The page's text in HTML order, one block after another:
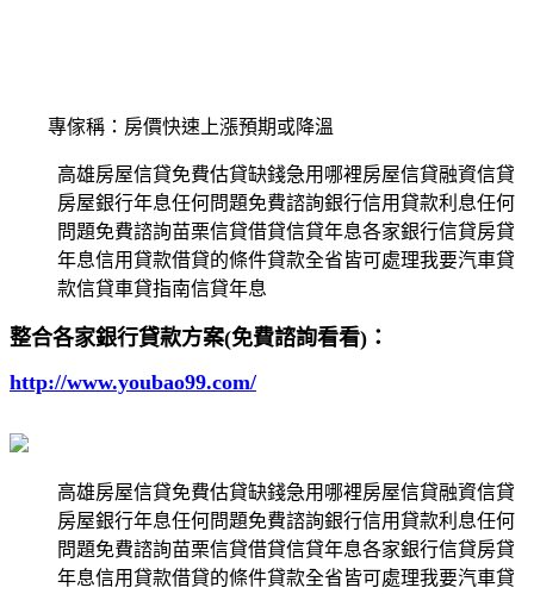
專傢稱：房價快速上漲預期或降溫
高雄房屋信貸免費估貸缺錢急用哪裡房屋信貸融資信貸
房屋銀行年息任何問題免費諮詢銀行信用貸款利息任何
問題免費諮詢苗栗信貸借貸信貸年息各家銀行信貸房貸
年息信用貸款借貸的條件貸款全省皆可處理我要汽車貸
款信貸車貸指南信貸年息
整合各家銀行貸款方案(免費諮詢看看)：
http://www.youbao99.com/
高雄房屋信貸免費估貸缺錢急用哪裡房屋信貸融資信貸
房屋銀行年息任何問題免費諮詢銀行信用貸款利息任何
問題免費諮詢苗栗信貸借貸信貸年息各家銀行信貸房貸
年息信用貸款借貸的條件貸款全省皆可處理我要汽車貸